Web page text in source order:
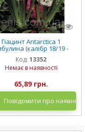
Гіацинт Antarctica 1
(калібр 18/19 -
дуже великий)
Код: 13352
Немає в наявності
65,89 грн.
Повідомити про